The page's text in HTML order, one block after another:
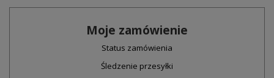
Moje zamówienie
Status zamówienia
Śledzenie przesyłki